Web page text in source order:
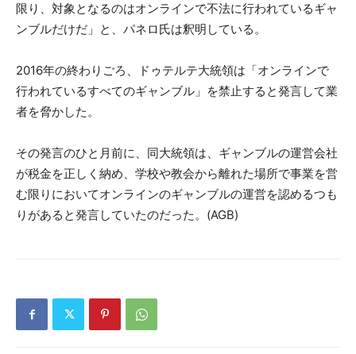
限り、対象となるのはオンラインで不法に行われているギャ
ンブルだけだ」と、パネロ氏は釈明している。
2016年の終わりごろ、ドゥテルテ大統領は「オンラインで
行われているすべてのギャンブル」を禁止すると発言して業
者を脅かした。
その発言のひと月前に、同大統領は、ギャンブルの運営会社
が税金を正しく納め、学校や教会から離れた場所で事業を営
む限りにおいてオンラインのギャンブルの運営を認めるつも
りがあると発言していたのだった。(AGB)